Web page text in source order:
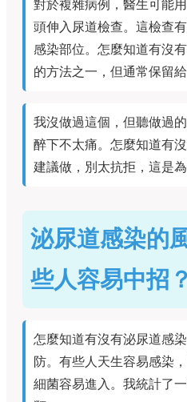
對於複雜病例，醫生可能
頭伸入尿道檢查。這檢查
感染部位。怎麼知道有沒
的方法之一，但通常保留給
我沒做過這個，但聽做過
醉下不太痛。怎麼知道有
建議做，別太抗拒，這是為
泌尿道感染的
些人容易中招？
怎麼知道有沒有泌尿道感
防。有些人天生容易感染
細菌容易進入。我統計了